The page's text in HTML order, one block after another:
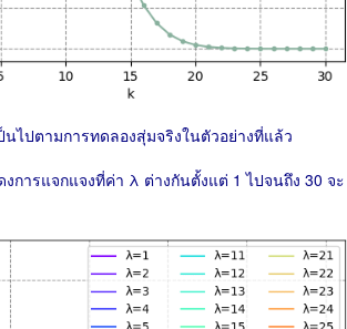
ไปตามการทดลองสุ่มจริงในตัวอย่างที่แล้ว
การแจกแจงที่ค่า λ ต่างกันตั้งแต่ 1 ไปจนถึง 30 จะ